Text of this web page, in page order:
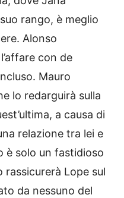
rango, è meglio
Alonso
con de
Mauro
lo redarguirà sulla
a causa di
relazione tra lei e
è solo un fastidioso
rassicurerà Lope sul
da nessuno del